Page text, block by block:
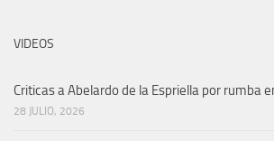
VIDEOS
Criticas a Abelardo de la Espriella por rumba
28 JULIO, 2026